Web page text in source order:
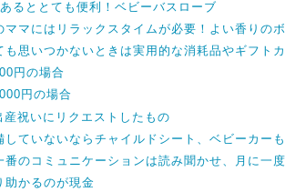
るととても便利！ベビーバスローブ
ママにはリラックスタイムが必要！よい香りの
も思いつかないときは実用的な消耗品やギフト
円の場合
円の場合
産祝いにリクエストしたもの
していないならチャイルドシート、ベビーカー
番のコミュニケーションは読み聞かせ、月に一
助かるのが現金